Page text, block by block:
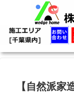
【自然派家